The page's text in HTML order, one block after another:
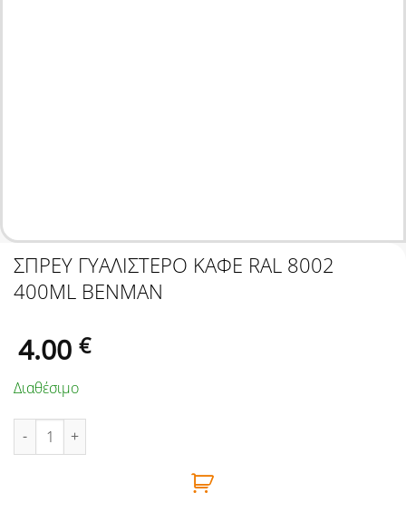
ΣΠΡΕΥ ΓΥΑΛΙΣΤΕΡΟ ΚΑΦΕ RAL 8002
400ML BENMAN
4.00 €
Διαθέσιμο
ΣΠΡΕΥ ΓΥΑΛΙΣΤΕΡΟ ΚΑΦΕ RAL 8002 400ML BENMAN ποσότητα